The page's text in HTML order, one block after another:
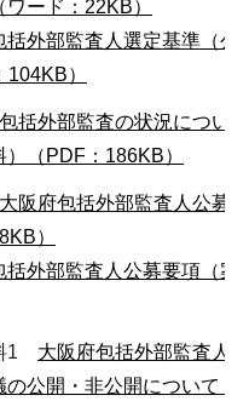
ワード：22KB）
括外部監査人選定基準（公
104KB）
包括外部監査の状況につい
）（PDF：186KB）
大阪府包括外部監査人公募
）
括外部監査人公募要項（案
1 大阪府包括外部監査人
の公開・非公開について（